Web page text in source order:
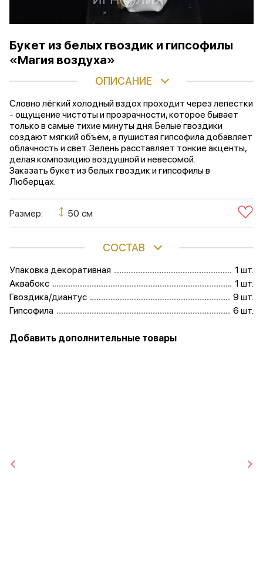
Букет из белых гвоздик и гипсофилы
«Магия воздуха»
ОПИСАНИЕ
Словно лёгкий холодный вздох проходит через лепестки
- ощущение чистоты и прозрачности, которое бывает
только в самые тихие минуты дня. Белые гвоздики
создают мягкий объём, а пушистая гипсофила добавляет
облачность и свет. Зелень расставляет тонкие акценты,
делая композицию воздушной и невесомой.
Заказать букет из белых гвоздик и гипсофилы в
Люберцах.
Размер: 50 см
СОСТАВ
Упаковка декоративная
1 шт.
Аквабокс
1 шт.
Гвоздика/диантус
9 шт.
Гипсофила
6 шт.
Добавить дополнительные товары